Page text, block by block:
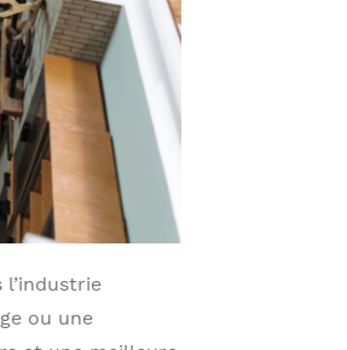
l’industrie
ou une